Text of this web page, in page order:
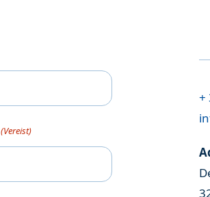
(Vereist)
+